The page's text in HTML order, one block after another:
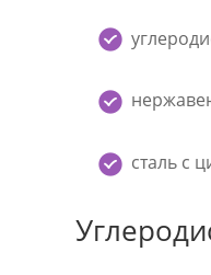
сталь с